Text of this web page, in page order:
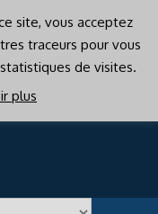
site, vous acceptez
traceurs pour vous
de visites.
plus